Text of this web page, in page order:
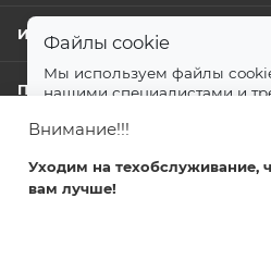
ИНФОРМАЦИЯ
ПОМОЩЬ
+7 499
Внимание!!!
Уходим на техобслуживание,
вам лучше!
Файлы cookie
Мы используем файлы
нашими специалистами и